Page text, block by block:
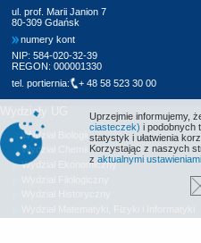
ul. prof. Marii Janion 7
80-309 Gdańsk
numery kont
NIP: 584-020-32-39
REGON: 000001330
tel. portiernia:
+ 48 58 523 30 00
Wydziały UG
Wydział Biologii
Wydział Chemii
Wydział Ekonomiczny
Uprzejmie informujemy,
ciasteczek) i podobnych
statystyk i ułatwienia
Korzystając z naszych
z aktualnymi